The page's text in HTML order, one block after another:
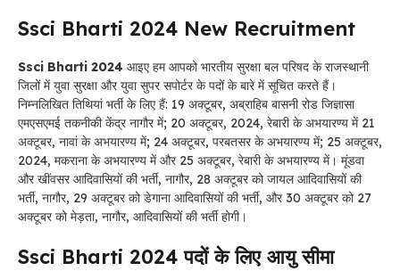
Ssci Bharti 2024 New Recruitment
Ssci Bharti 2024 आइए हम आपको भारतीय सुरक्षा बल परिषद के राजस्थानी
जिलों में युवा सुरक्षा और युवा सुपर सपोर्टर के पदों के बारे में सूचित करते हैं।
निम्नलिखित तिथियां भर्ती के लिए हैं: 19 अक्टूबर, अब्राहिब बासनी रोड जिज्ञासा
एमएसएमई तकनीकी केंद्र नागौर में; 20 अक्टूबर, 2024, रेबारी के अभयारण्य में 21
अक्टूबर, नावां के अभयारण्य में; 24 अक्टूबर, परबतसर के अभयारण्य में; 25 अक्टूबर,
2024, मकराना के अभयारण्य में और 25 अक्टूबर, रेबारी के अभयारण्य में। मूंडवा
और खींवसर आदिवासियों की भर्ती, नागौर, 28 अक्टूबर को जायल आदिवासियों की
भर्ती, नागौर, 29 अक्टूबर को डेगाना आदिवासियों की भर्ती, और 30 अक्टूबर को 27
अक्टूबर को मेड़ता, नागौर, आदिवासियों की भर्ती होगी।
Ssci Bharti 2024 पदों के लिए आयु सीमा